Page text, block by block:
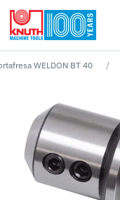
Nessun risutlato per ""
WELDON BT 40